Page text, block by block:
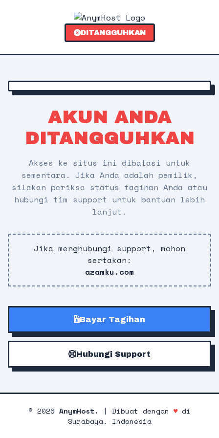
DITANGGUHKAN
AKUN ANDA
DITANGGUHKAN
Akses ke situs ini dibatasi untuk
sementara. Jika Anda adalah pemilik,
silakan periksa status tagihan Anda atau
hubungi tim support untuk bantuan lebih
lanjut.
Jika menghubungi support, mohon
sertakan:
azamku.com
Bayar Tagihan
Hubungi Support
© 2026 AnymHost. | Dibuat dengan ♥di
Surabaya, Indonesia